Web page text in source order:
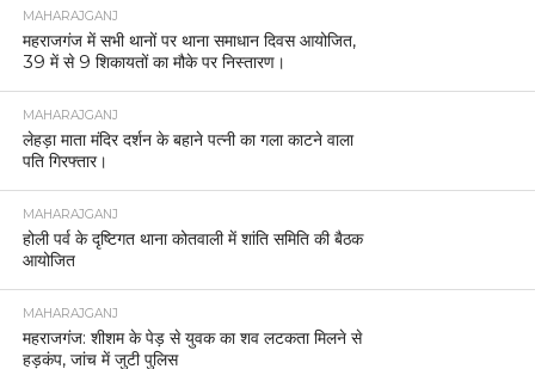
MAHARAJGANJ
महराजगंज में सभी थानों पर थाना समाधान दिवस आयोजित,
39 में से 9 शिकायतों का मौके पर निस्तारण।
MAHARAJGANJ
लेहड़ा माता मंदिर दर्शन के बहाने पत्नी का गला काटने वाला
पति गिरफ्तार।
MAHARAJGANJ
होली पर्व के दृष्टिगत थाना कोतवाली में शांति समिति की बैठक
आयोजित
MAHARAJGANJ
महराजगंज: शीशम के पेड़ से युवक का शव लटकता मिलने से
हड़कंप, जांच में जुटी पुलिस